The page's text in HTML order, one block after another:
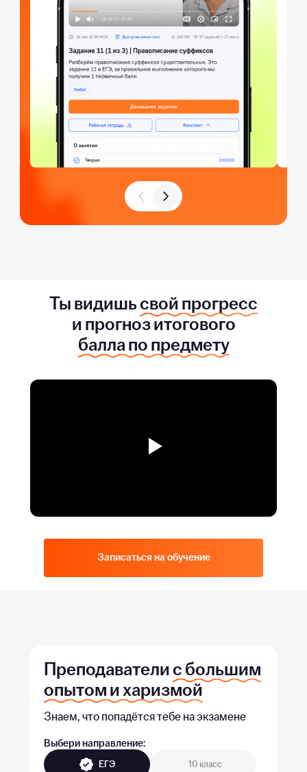
Ты видишьсвой прогресс
и прогноз итогового
балла по предмету
Записаться на обучение
Преподавателис большим
опытом и харизмой
Знаем, что попадётся тебе на экзамене
Выбери направление:
ЕГЭ 10 класс